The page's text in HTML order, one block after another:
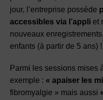
jour, l’entreprise possède
accessibles via l’appli et
nouveaux
enfants (à partir de 5 ans) !
Parmi les sessions mises
exemple : « apaiser les
fibromyalgie » mais aussi